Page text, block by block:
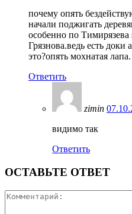
почему опять
начали поджигать
особенно по
Грязнова.ведь есть
это?опять мохнатая лапа.
Ответить
zimin
видимо так
Ответить
ОСТАВЬТЕ ОТВЕТ